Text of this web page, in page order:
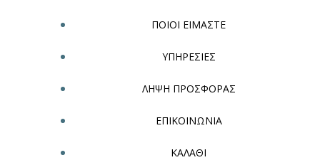
ΠΟΙΟΙ ΕΙΜΑΣΤΕ
ΥΠΗΡΕΣΙΕΣ
ΛΗΨΗ ΠΡΟΣΦΟΡΑΣ
ΕΠΙΚΟΙΝΩΝΙΑ
ΚΑΛΑΘΙ